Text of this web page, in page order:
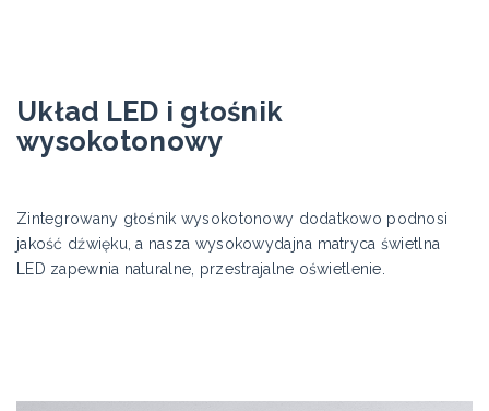
Układ LED i głośnik
wysokotonowy
Zintegrowany głośnik wysokotonowy dodatkowo podnosi
jakość dźwięku, a nasza wysokowydajna matryca świetlna
LED zapewnia naturalne, przestrajalne oświetlenie.